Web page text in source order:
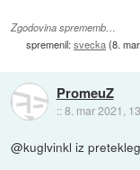
Zgodovina sprememb…
spremenil:svecka(8.
PromeuZ
::8. mar 2021,
@kuglvinkl iz